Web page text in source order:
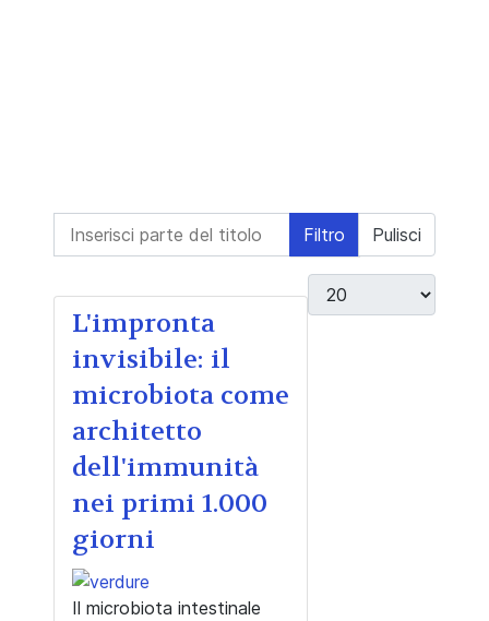
Inserisci parte del titolo Filtro Pulisci
Visualizza #
L'impronta
invisibile: il
microbiota come
architetto
dell'immunità
nei primi 1.000
giorni
Il microbiota intestinale